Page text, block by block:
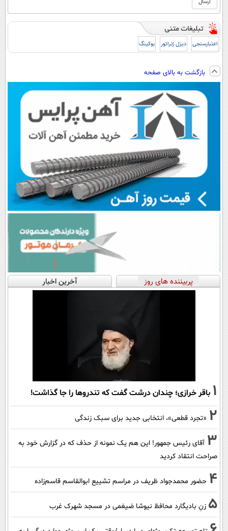
اعتبارسنجی دیزل ژنراتور بوکینگ
بازگشت به بالای صفحه
پربیننده های روز آخرین اخبار
1 باقر خرازی؛ چندان درشت گفت که تندروها را جا گذاشت!
2 «تجرد قطعی»، انتخابی جدید برای سبک زندگی
3 آقای رئیس جمهور! این هم یک نمونه از حذف که در گزارش خود به
صراحت انتقاد کردید
4 حضور محمدجواد ظریف در مراسم تشییع ابوالقاسم قاسم‌زاده
5 زنِ بادیگارد محافظ نیوشا ضیغمی در مسجد شهرک غرب